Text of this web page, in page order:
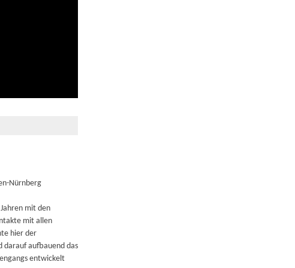
Nürnberg
mit den
mit allen
hier der
darauf aufbauend das
entwickelt